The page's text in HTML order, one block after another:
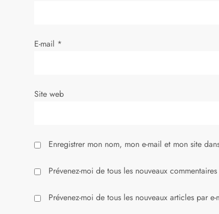
t
c
l
e
E-mail *
Site web
Enregistrer mon nom, mon e-mail et mon site
Prévenez-moi de tous les nouveaux
Prévenez-moi de tous les nouveaux articles par e-